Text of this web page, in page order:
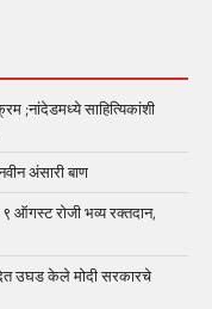
;नांदेडमध्ये साहित्यिकांशी
अंसारी बाण
ऑगस्ट रोजी भव्य रक्तदान,
उघड केले मोदी सरकारचे